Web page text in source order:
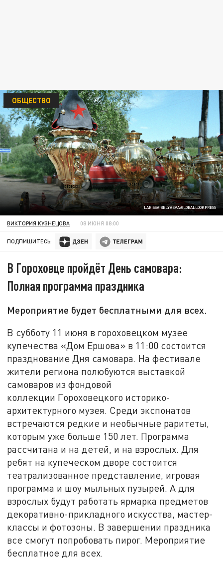
LARISSA BELYAEVA/GLOBALLOOKPRESS
ОБЩЕСТВО
ВИКТОРИЯ КУЗНЕЦОВА 08 ИЮНЯ 08:00
ПОДПИШИТЕСЬ:
В Гороховце пройдёт День самовара:
Полная программа праздника
Мероприятие будет бесплатными для всех.
В субботу 11 июня в гороховецком музее
купечества «Дом Ершова» в 11:00 состоится
празднование Дня самовара. На фестивале
жители региона полюбуются выставкой
самоваров из фондовой
коллекции Гороховецкого историко-
архитектурного музея. Среди экспонатов
встречаются редкие и необычные раритеты,
которым уже больше 150 лет. Программа
рассчитана и на детей, и на взрослых. Для
ребят на купеческом дворе состоится
театрализованное представление, игровая
программа и шоу мыльных пузырей. А для
взрослых будут работать ярмарка предметов
декоративно-прикладного искусства, мастер-
классы и фотозоны. В завершении праздника
все смогут попробовать пирог. Мероприятие
бесплатное для всех.